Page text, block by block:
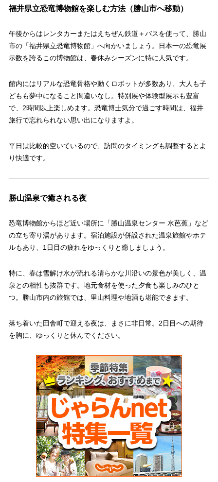
福井県立恐竜博物館を楽しむ方法（勝山市へ移動）
午後からはレンタカーまたはえちぜん鉄道＋バスを使って、勝山
市の「福井県立恐竜博物館」へ向かいましょう。日本一の恐竜展
示数を誇るこの博物館は、春休みシーズンに特に人気です。
館内にはリアルな恐竜骨格や動くロボットが多数あり、大人も子
どもも夢中になること間違いなし。特別展や体験型展示も豊富
で、2時間以上楽しめます。恐竜博士気分で過ごす時間は、福井
旅行で忘れられない思い出になりますよ。
平日は比較的空いているので、訪問のタイミングも調整するとよ
り快適です。
勝山温泉で癒される夜
恐竜博物館からほど近い場所に「勝山温泉センター 水芭蕉」など
の立ち寄り湯があります。宿泊施設が併設された温泉旅館やホテ
ルもあり、1日目の疲れをゆっくりと癒しましょう。
特に、春は雪解け水が流れる清らかな川沿いの景色が美しく、温
泉との相性も抜群です。地元食材を使った夕食も楽しみのひと
つ。勝山市内の旅館では、里山料理や地酒も堪能できます。
落ち着いた田舎町で迎える夜は、まさに非日常。2日目への期待
を胸に、ゆっくりと休んでください。